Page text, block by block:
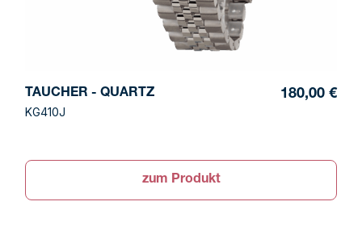
TAUCHER - QUARTZ
KG410J
180,00 €
zum Produkt